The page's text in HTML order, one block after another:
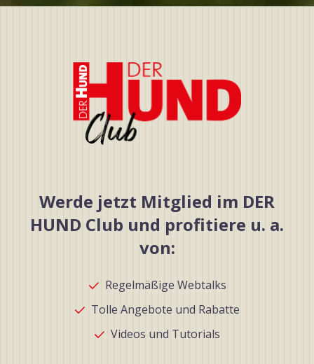
Werde jetzt Mitglied im DER
HUND Club und profitiere u. a.
von:
Regelmäßige Webtalks
Tolle Angebote und Rabatte
Videos und Tutorials